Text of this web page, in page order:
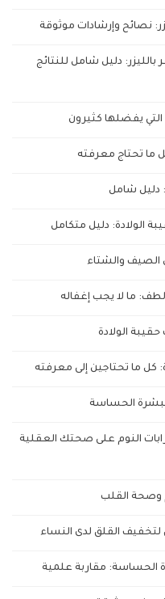
نصائح وإرشادات موثوقة
دليل شامل للنتائج
التي يفضلها كثيرون
ما تحتاج معرفته
دليل شامل
الولادة: دليل متكامل
الصيف والشتاء
ما لا يجب إغفاله
الولادة
كل ما تحتاجين إلى معرفته
الحساسة
النوم على صحتك العقلية
وصحة القلب
القلق لدى النساء
الحساسة: مقاربة علمية